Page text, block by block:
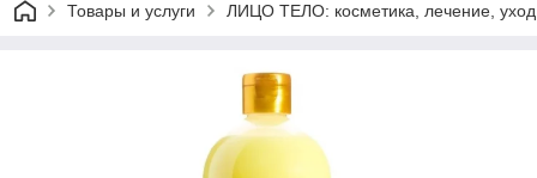
Товары и услуги ЛИЦО ТЕЛО: косметика, лечение, уход